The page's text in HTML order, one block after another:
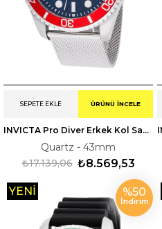
INVICTA Pro Diver Erkek Kol Saati 247175
Quartz - 43mm
₺8.569,53
₺17.139,06
SEPETE EKLE ÜRÜNÜ İNCELE
%50
İndirim
YENI